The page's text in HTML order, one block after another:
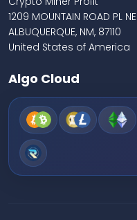
1209 MOUNTAIN ROAD PL NE
ALBUQUERQUE, NM, 87110
United States of America
Algo Cloud